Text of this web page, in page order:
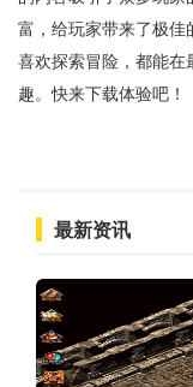
富，给玩家带来了极佳
喜欢探索冒险，都能在
趣。快来下载体验吧！
最新资讯